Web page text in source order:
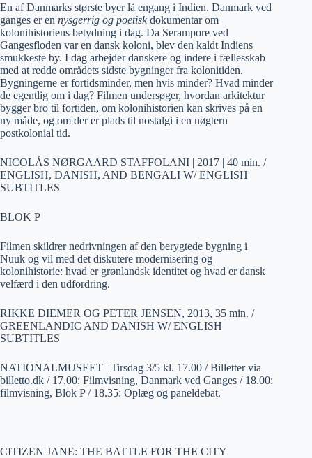
En af Danmarks største byer lå engang i Indien. Danmark ved
ganges er en nysgerrig og poetiskdokumentar om
kolonihistoriens betydning i dag. Da Serampore ved
Gangesfloden var en dansk koloni, blev den kaldt Indiens
smukkeste by. I dag arbejder danskere og indere i fællesskab
med at redde områdets sidste bygninger fra kolonitiden.
Bygningerne er fortidsminder, men hvis minder? Hvad minder
de egentlig om i dag? Filmen undersøger, hvordan arkitektur
bygger bro til fortiden, om kolonihistorien kan skrives på en
ny måde, og om der er plads til nostalgi i en nøgtern
postkolonial tid.
NICOLÁS NØRGAARD STAFFOLANI | 2017 | 40 min. /
ENGLISH, DANISH, AND BENGALI W/ ENGLISH
SUBTITLES
BLOK P
Filmen skildrer nedrivningen af den berygtede bygning i
Nuuk og vil med det diskutere modernisering og
kolonihistorie: hvad er grønlandsk identitet og hvad er dansk
velfærd i den udfordring.
RIKKE DIEMER OG PETER JENSEN, 2013, 35 min. /
GREENLANDIC AND DANISH W/ ENGLISH
SUBTITLES
NATIONALMUSEET | Tirsdag 3/5 kl. 17.00 / Billetter via
billetto.dk / 17.00: Filmvisning, Danmark ved Ganges / 18.00:
filmvisning, Blok P / 18.35: Oplæg og paneldebat.
CITIZEN JANE: THE BATTLE FOR THE CITY